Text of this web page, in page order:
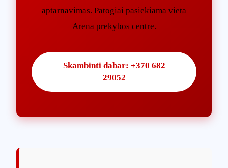
aptarnavimas. Patogiai pasiekiama vieta
Arena prekybos centre.
Skambinti dabar: +370 682
29052